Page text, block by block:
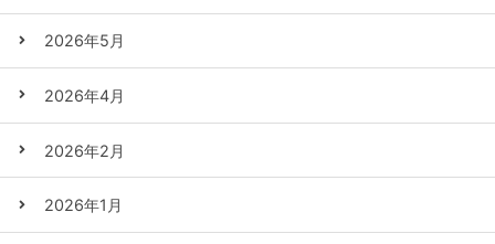
2026年5月
2026年4月
2026年2月
2026年1月